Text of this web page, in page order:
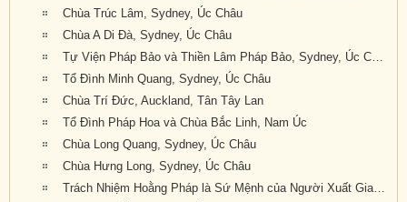
Chùa Trúc Lâm, Sydney, Úc Châu
Chùa A Di Đà, Sydney, Úc Châu
Tự Viện Pháp Bảo và Thiền Lâm Pháp Bảo, Sydney, Úc Châu
Tổ Đình Minh Quang, Sydney, Úc Châu
Chùa Trí Đức, Auckland, Tân Tây Lan
Tổ Đình Pháp Hoa và Chùa Bắc Linh, Nam Úc
Chùa Long Quang, Sydney, Úc Châu
Chùa Hưng Long, Sydney, Úc Châu
Trách Nhiệm Hoằng Pháp là Sứ Mệnh của Người Xuất Gia Trong Thời Đại Mới